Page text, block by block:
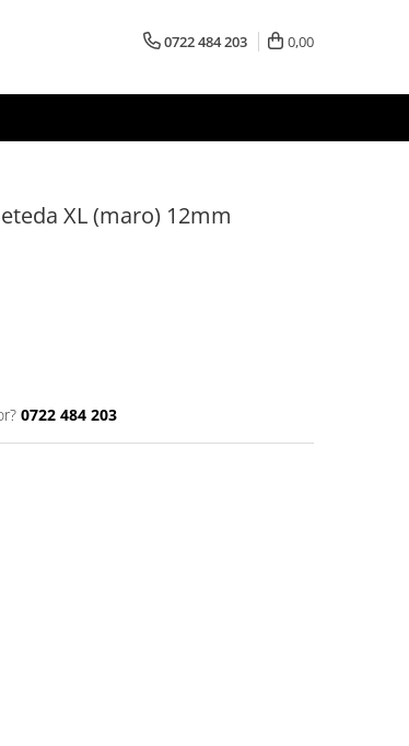
0722 484 203 0,00
XL (maro) 12mm
0722 484 203